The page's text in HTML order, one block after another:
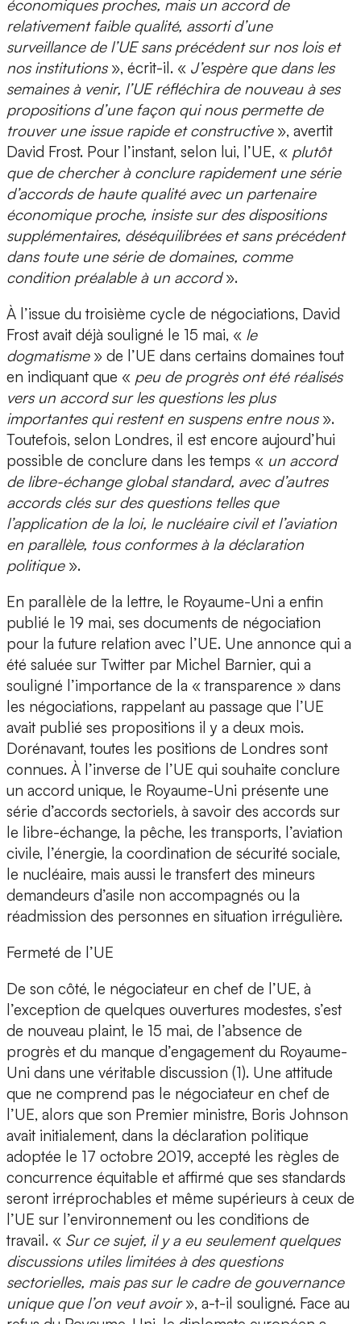
économiques proches, mais un accord de
relativement faible qualité, assorti d’une
surveillance de l’UE sans précédent sur nos lois et
nos institutions », écrit-il. « J’espère que dans les
semaines à venir, l’UE réfléchira de nouveau à ses
propositions d’une façon qui nous permette de
trouver une issue rapide et constructive», avertit
David Frost. Pour l’instant, selon lui, l’UE, « plutôt
que de chercher à conclure rapidement une série
d’accords de haute qualité avec un partenaire
économique proche, insiste sur des dispositions
supplémentaires, déséquilibrées et sans précédent
dans toute une série de domaines, comme
condition préalable à un accord».
À l’issue du troisième cycle de négociations, David
Frost avait déjà souligné le 15 mai, « le
dogmatisme » de l’UE dans certains domaines tout
en indiquant que « peu de progrès ont été réalisés
vers un accord sur les questions les plus
importantes qui restent en suspens entre nous».
Toutefois, selon Londres, il est encore aujourd’hui
possible de conclure dans les temps « un accord
de libre-échange global standard, avec d’autres
accords clés sur des questions telles que
l’application de la loi, le nucléaire civil et l’aviation
en parallèle, tous conformes à la déclaration
politique».
En parallèle de la lettre, le Royaume-Uni a enfin
publié le 19 mai, ses documents de négociation
pour la future relation avec l’UE. Une annonce qui a
été saluée sur Twitter par Michel Barnier, qui a
souligné l’importance de la « transparence » dans
les négociations, rappelant au passage que l’UE
avait publié ses propositions il y a deux mois.
Dorénavant, toutes les positions de Londres sont
connues. À l’inverse de l’UE qui souhaite conclure
un accord unique, le Royaume-Uni présente une
série d’accords sectoriels, à savoir des accords sur
le libre-échange, la pêche, les transports, l’aviation
civile, l’énergie, la coordination de sécurité sociale,
le nucléaire, mais aussi le transfert des mineurs
demandeurs d’asile non accompagnés ou la
réadmission des personnes en situation irrégulière.
Fermeté de l’UE
De son côté, le négociateur en chef de l’UE, à
l’exception de quelques ouvertures modestes, s’est
de nouveau plaint, le 15 mai, de l’absence de
progrès et du manque d’engagement du Royaume-
Uni dans une véritable discussion (1). Une attitude
que ne comprend pas le négociateur en chef de
l’UE, alors que son Premier ministre, Boris Johnson
avait initialement, dans la déclaration politique
adoptée le 17 octobre 2019, accepté les règles de
concurrence équitable et affirmé que ses standards
seront irréprochables et même supérieurs à ceux de
l’UE sur l’environnement ou les conditions de
travail. « Sur ce sujet, il y a eu seulement quelques
discussions utiles limitées à des questions
sectorielles, mais pas sur le cadre de gouvernance
unique que l’on veut avoir», a-t-il souligné. Face au